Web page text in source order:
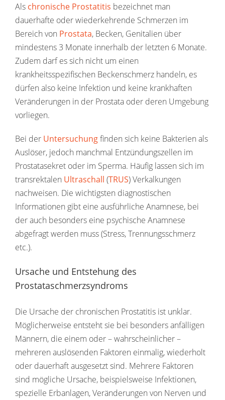
Als chronische Prostatitis bezeichnet man
dauerhafte oder wiederkehrende Schmerzen im
Bereich von Prostata, Becken, Genitalien über
mindestens 3 Monate innerhalb der letzten 6 Monate.
Zudem darf es sich nicht um einen
krankheitsspezifischen Beckenschmerz handeln, es
dürfen also keine Infektion und keine krankhaften
Veränderungen in der Prostata oder deren Umgebung
vorliegen.
Bei der Untersuchungfinden sich keine Bakterien als
Auslöser, jedoch manchmal Entzündungszellen im
Prostatasekret oder im Sperma. Häufig lassen sich im
transrektalen Ultraschall (TRUS) Verkalkungen
nachweisen. Die wichtigsten diagnostischen
Informationen gibt eine ausführliche Anamnese, bei
der auch besonders eine psychische Anamnese
abgefragt werden muss (Stress, Trennungsschmerz
etc.).
Ursache und Entstehung des
Prostataschmerzsyndroms
Die Ursache der chronischen Prostatitis ist unklar.
Möglicherweise entsteht sie bei besonders anfälligen
Männern, die einem oder – wahrscheinlicher –
mehreren auslösenden Faktoren einmalig, wiederholt
oder dauerhaft ausgesetzt sind. Mehrere Faktoren
sind mögliche Ursache, beispielsweise Infektionen,
spezielle Erbanlagen, Veränderungen von Nerven und